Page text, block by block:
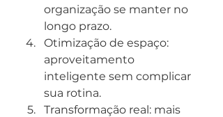
organização se manter no
longo prazo.
Otimização de espaço:
aproveitamento
inteligente sem complicar
sua rotina.
Transformação real: mais